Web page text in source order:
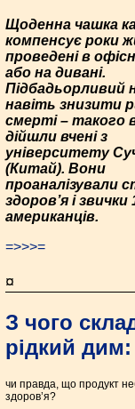
Щоденна чашка
компенсує роки
проведені в
або на дивані.
Підбадьорливий
навіть знизити
смерті – такого
дійшли вчені з
університету
(Китай). Вони
проаналізували
здоров’я і звички
американців.
=>>>=
¤
З чого
рідкий дим:
чи правда, що продукт
здоров’я?